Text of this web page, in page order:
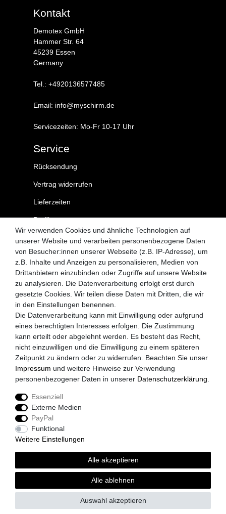
Kontakt
Demotex GmbH
Hammer Str. 64
45239 Essen
Germany
Tel.: +4920136577485
Email: info@myschirm.de
Servicezeiten: Mo-Fr 10-17 Uhr
Service
Rücksendung
Vertrag widerrufen
Lieferzeiten
Profil
Kontakt
MySchirm.de
AGB
Datenschutzerklärung
Widerrufsrecht
Zahlungsarten
Versandkosten
Impressum
Paypal
Vorkasse
Kreditkarte
Versandpartner
GLS
Wir verwenden Cookies und ähnliche Technologien auf
unserer Website und verarbeiten personenbezogene Daten
von Besucher:innen unserer Webseite (z.B. IP-Adresse), um
z.B. Inhalte und Anzeigen zu personalisieren, Medien von
Drittanbietern einzubinden oder Zugriffe auf unsere Website
zu analysieren. Die Datenverarbeitung erfolgt erst durch
gesetzte Cookies. Wir teilen diese Daten mit Dritten, die wir
in den Einstellungen benennen.
Die Datenverarbeitung kann mit Einwilligung oder aufgrund
eines berechtigten Interesses erfolgen. Die Zustimmung
kann erteilt oder abgelehnt werden. Es besteht das Recht,
nicht einzuwilligen und die Einwilligung zu einem späteren
Zeitpunkt zu ändern oder zu widerrufen. Beachten Sie unser
Impressum und weitere Hinweise zur Verwendung
personenbezogener Daten in unserer Daten­schutz­erklärung
Essenziell
Externe Medien
PayPal
Funktional
Weitere Einstellungen
Alle akzeptieren
Alle ablehnen
Auswahl akzeptieren